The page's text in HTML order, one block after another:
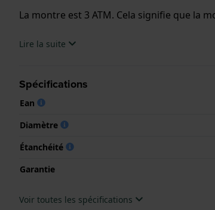
La montre est 3 ATM. Cela signifie que la
.Lire la suite
Spécifications
Ean
Diamètre
Étanchéité
Garantie
Voir toutes les spécifications